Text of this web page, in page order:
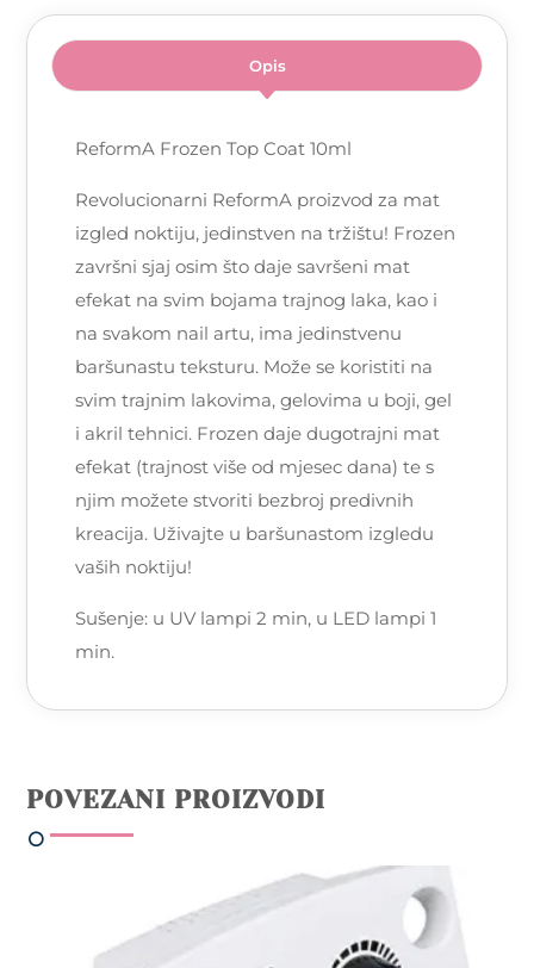
Opis
ReformA Frozen Top Coat 10ml
Revolucionarni ReformA proizvod za mat
izgled noktiju, jedinstven na tržištu! Frozen
završni sjaj osim što daje savršeni mat
efekat na svim bojama trajnog laka, kao i
na svakom nail artu, ima jedinstvenu
baršunastu teksturu. Može se koristiti na
svim trajnim lakovima, gelovima u boji, gel
i akril tehnici. Frozen daje dugotrajni mat
efekat (trajnost više od mjesec dana) te s
njim možete stvoriti bezbroj predivnih
kreacija. Uživajte u baršunastom izgledu
vaših noktiju!
Sušenje: u UV lampi 2 min, u LED lampi 1
min.
POVEZANI PROIZVODI